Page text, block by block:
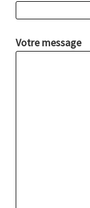
Votre message